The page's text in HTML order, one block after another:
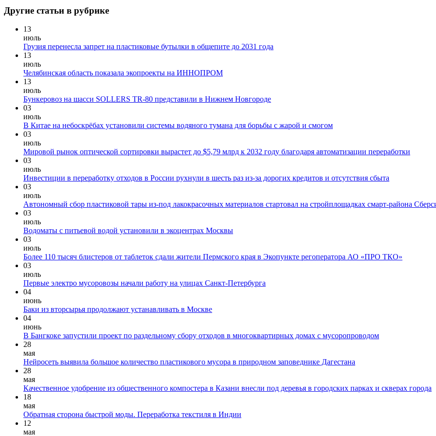
Другие статьи в рубрике
13
июль
Грузия перенесла запрет на пластиковые бутылки в общепите до 2031 года
13
июль
Челябинская область показала экопроекты на ИННОПРОМ
13
июль
Бункеровоз на шасси SOLLERS TR-80 представили в Нижнем Новгороде
03
июль
В Китае на небоскрёбах установили системы водяного тумана для борьбы с жарой и смогом
03
июль
Мировой рынок оптической сортировки вырастет до $5,79 млрд к 2032 году благодаря автоматизации переработки
03
июль
Инвестиции в переработку отходов в России рухнули в шесть раз из-за дорогих кредитов и отсутствия сбыта
03
июль
Автономный сбор пластиковой тары из-под лакокрасочных материалов стартовал на стройплощадках смарт-района
03
июль
Водоматы с питьевой водой установили в экоцентрах Москвы
03
июль
Более 110 тысяч блистеров от таблеток сдали жители Пермского края в Экопункте регоператора АО «ПРО ТКО»
03
июль
Первые электро мусоровозы начали работу на улицах Санкт-Петербурга
04
июнь
Баки из вторсырья продолжают устанавливать в Москве
04
июнь
В Бангкоке запустили проект по раздельному сбору отходов в многоквартирных домах с мусоропроводом
28
мая
Нейросеть выявила большое количество пластикового мусора в природном заповеднике Дагестана
28
мая
Качественное удобрение из общественного компостера в Казани внесли под деревья в городских парках и скверах города
18
мая
Обратная сторона быстрой моды. Переработка текстиля в Индии
12
мая